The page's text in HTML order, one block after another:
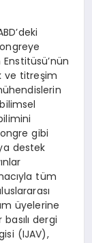
ve titreşim
gibi
destek
tüm
üyelerine
dergi
(IJAV),